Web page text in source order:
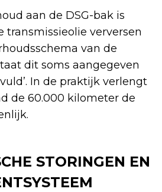
aan de DSG-bak is
transmissieolie verversen
van de
dit soms aangegeven
In de praktijk verlengt
de 60.000 kilometer de
STORINGEN EN